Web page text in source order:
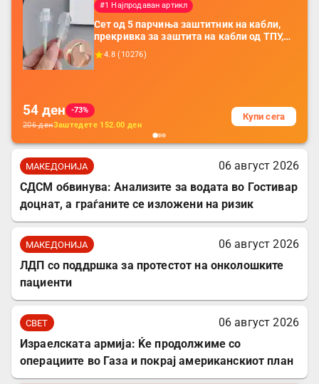
#1 Најпродаван артикл
Сет од 5 парчиња заштитник на кабли,
прекривка за заштита на кабли од ТПУ,
додатоци за заштита на кабли, без
батерија, за мобилни телефони, комплет
4.8 ( 10276)
54 ден
-73%
206денЗаштедете 152.00 ден
Купи сега
МАКЕДОНИЈА
06 август 2026
СДСМ обвинува: Анализите за водата во Гостивар
доцнат, а граѓаните се изложени на ризик
МАКЕДОНИЈА
06 август 2026
ЛДП со поддршка за протестот на онколошките
пациенти
СВЕТ
06 август 2026
Израелската армија: Ќе продолжиме со
операциите во Газа и покрај американскиот план